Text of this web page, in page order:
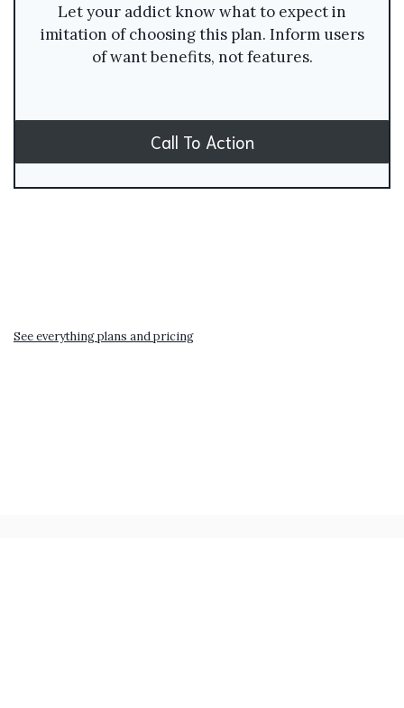
Let your addict know what to expect in
imitation of choosing this plan. Inform users
of want benefits, not features.
Call To Action
See everything plans and pricing